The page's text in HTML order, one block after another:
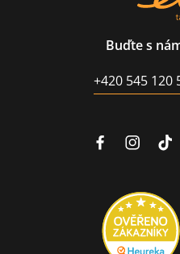
Buďte s
+420 545 120